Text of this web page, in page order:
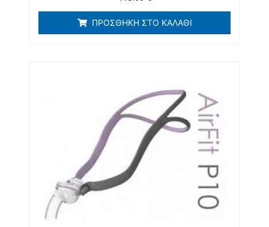
ΠΡΟΣΘΉΚΗ ΣΤΟ ΚΑΛΆΘΙ